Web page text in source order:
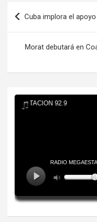
Navegación
de
entradas
Cuba implora el
Morat debutará en